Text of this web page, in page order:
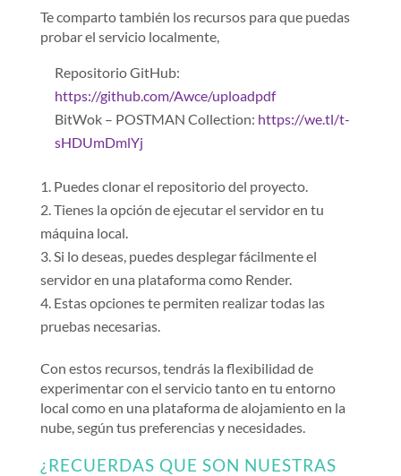
Te comparto también los recursos para que puedas
probar el servicio localmente,
Repositorio GitHub:
https://github.com/Awce/uploadpdf
BitWok – POSTMAN Collection: https://we.tl/t-
sHDUmDmlYj
Puedes clonar el repositorio del proyecto.
Tienes la opción de ejecutar el servidor en tu
máquina local.
Si lo deseas, puedes desplegar fácilmente el
servidor en una plataforma como Render.
Estas opciones te permiten realizar todas las
pruebas necesarias.
Con estos recursos, tendrás la flexibilidad de
experimentar con el servicio tanto en tu entorno
local como en una plataforma de alojamiento en la
nube, según tus preferencias y necesidades.
¿RECUERDAS QUE SON NUESTRAS